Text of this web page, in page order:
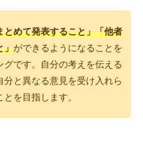
とめて発表すること」「他者
」ができるようになることを
グです。自分の考えを伝える
分と異なる意見を受け入れら
を目指します。